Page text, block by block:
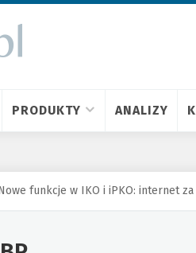
PRODUKTY ANALIZY
funkcje w IKO i iPKO: internet